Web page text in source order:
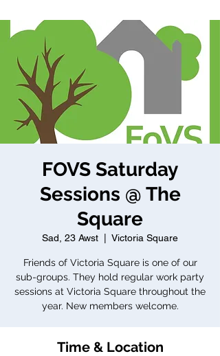
FOVS Saturday
Sessions @ The
Square
Sad, 23 Awst Victoria Square
Friends of Victoria Square is one of our
sub-groups. They hold regular work party
sessions at Victoria Square throughout the
year. New members welcome.
Time & Location